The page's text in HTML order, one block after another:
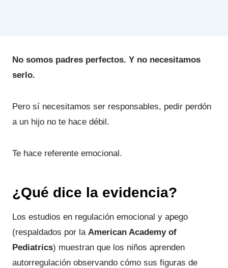
No somos padres perfectos. Y no necesitamos
serlo.
Pero sí necesitamos ser responsables, pedir perdón
a un hijo no te hace débil.
Te hace referente emocional.
¿Qué dice la evidencia?
Los estudios en regulación emocional y apego
(respaldados por la American Academy of
Pediatrics) muestran que los niños aprenden
autorregulación observando cómo sus figuras de